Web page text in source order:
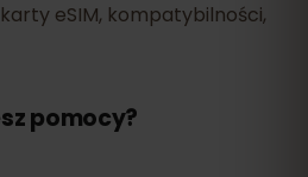
eSIM, kompatybilności,
pomocy?